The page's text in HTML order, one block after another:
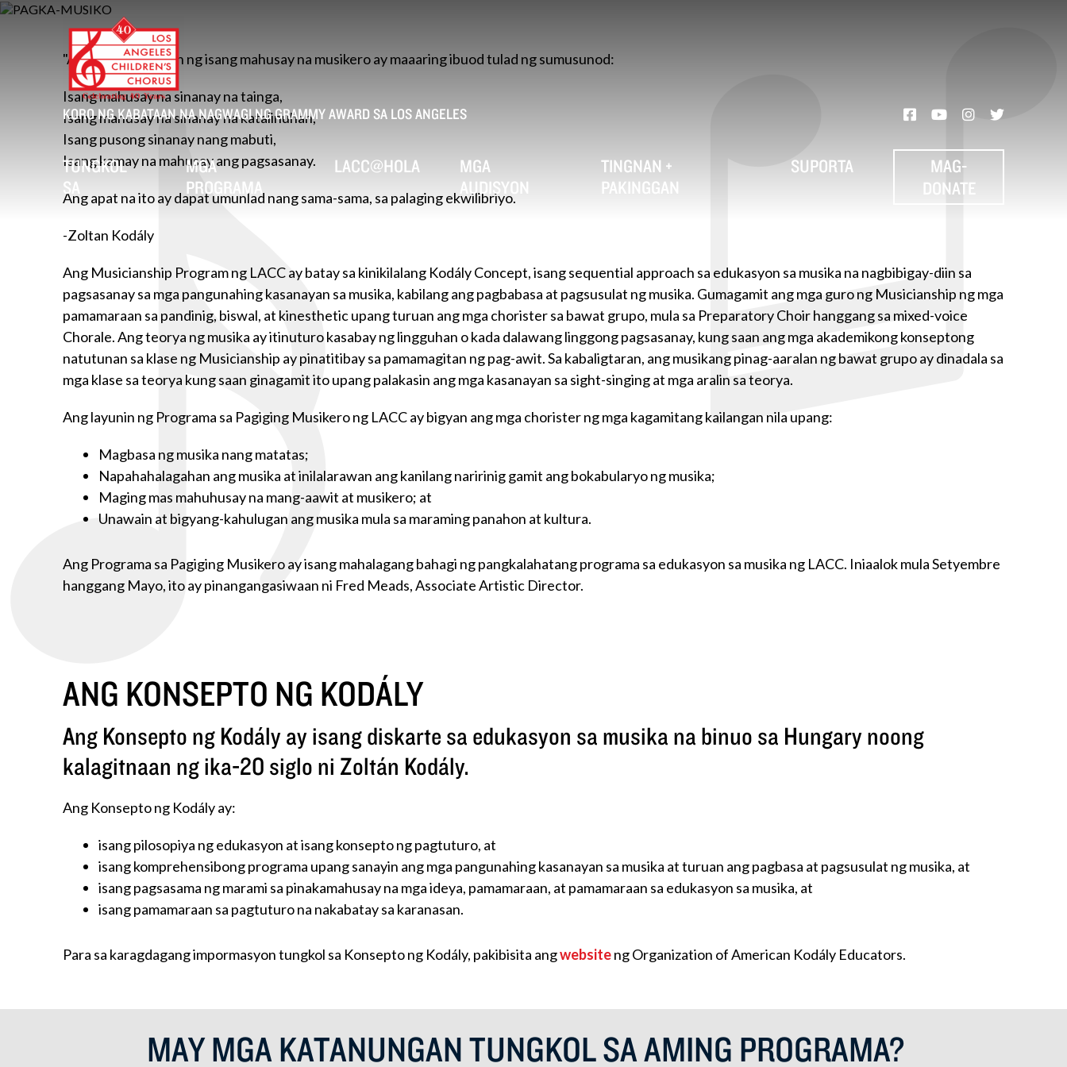
Laktawan
KORO NG KABATAAN NA NAGWAGI NG GRAMMY AWARD SA LOS ANGELES
TUNGKOL
SA
MGA
PROGRAMA
LACC@HOLA
MGA
AUDISYON
TINGNAN +
PAKINGGAN
SUPORTA
MAG-
DONATE
"Ang mga katangian ng isang mahusay na musikero ay maaaring ibuod tulad ng sumusunod:
Isang mahusay na sinanay na tainga,
Isang mahusay na sinanay na katalinuhan,
Isang pusong sinanay nang mabuti,
Isang kamay na mahusay ang pagsasanay.
Ang apat na ito ay dapat umunlad nang sama-sama, sa palaging ekwilibriyo.
-Zoltan Kodály
Ang Musicianship Program ng LACC ay batay sa kinikilalang Kodály Concept, isang sequential approach sa edukasyon sa musika na nagbibigay-diin sa
pagsasanay sa mga pangunahing kasanayan sa musika, kabilang ang pagbabasa at pagsusulat ng musika. Gumagamit ang mga guro ng Musicianship ng mga
pamamaraan sa pandinig, biswal, at kinesthetic upang turuan ang mga chorister sa bawat grupo, mula sa Preparatory Choir hanggang sa mixed-voice
Chorale. Ang teorya ng musika ay itinuturo kasabay ng lingguhan o kada dalawang linggong pagsasanay, kung saan ang mga akademikong konseptong
natutunan sa klase ng Musicianship ay pinatitibay sa pamamagitan ng pag-awit. Sa kabaligtaran, ang musikang pinag-aaralan ng bawat grupo ay dinadala sa
mga klase sa teorya kung saan ginagamit ito upang palakasin ang mga kasanayan sa sight-singing at mga aralin sa teorya.
Ang layunin ng Programa sa Pagiging Musikero ng LACC ay bigyan ang mga chorister ng mga kagamitang kailangan nila upang:
Magbasa ng musika nang matatas;
Napahahalagahan ang musika at inilalarawan ang kanilang naririnig gamit ang bokabularyo ng musika;
Maging mas mahuhusay na mang-aawit at musikero; at
Unawain at bigyang-kahulugan ang musika mula sa maraming panahon at kultura.
Ang Programa sa Pagiging Musikero ay isang mahalagang bahagi ng pangkalahatang programa sa edukasyon sa musika ng LACC. Iniaalok mula Setyembre
hanggang Mayo, ito ay pinangangasiwaan ni Fred Meads, Associate Artistic Director.
ANG KONSEPTO NG KODÁLY
Ang Konsepto ng Kodály ay isang diskarte sa edukasyon sa musika na binuo sa Hungary noong
kalagitnaan ng ika-20 siglo ni Zoltán Kodály.
Ang Konsepto ng Kodály ay:
isang pilosopiya ng edukasyon at isang konsepto ng pagtuturo, at
isang komprehensibong programa upang sanayin ang mga pangunahing kasanayan sa musika at turuan ang pagbasa at pagsusulat ng musika, at
isang pagsasama ng marami sa pinakamahusay na mga ideya, pamamaraan, at pamamaraan sa edukasyon sa musika, at
isang pamamaraan sa pagtuturo na nakabatay sa karanasan.
Para sa karagdagang impormasyon tungkol sa Konsepto ng Kodály, pakibisita angwebsiteng Organization of American Kodály Educators.
MAY MGA KATANUNGAN TUNGKOL SA AMING PROGRAMA?